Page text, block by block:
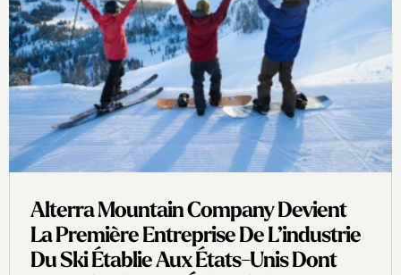
Alterra Mountain Company Devient
La Première Entreprise De L’industrie
Du Ski Établie Aux États-Unis Dont